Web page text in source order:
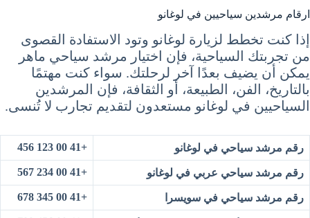
ارقام مرشدين سياحيين في لوغانو
إذا كنت تخطط لزيارة لوغانو وتود الاستفادة القصوى
من تجربتك السياحية، فإن اختيار مرشد سياحي ماهر
يمكن أن يضيف بعدًا آخر لرحلتك. سواء كنت مهتمًا
بالتاريخ، الفن، الطبيعة، أو الثقافة، فإن المرشدين
السياحيين في لوغانو مستعدون لتقديم تجارب لا تُنسى.
رقم مرشد سياحي في لوغانو +41 00 123 456
رقم مرشد سياحي عربي في لوغانو +41 00 234 567
رقم مرشد سياحي في سويسرا +41 00 345 678